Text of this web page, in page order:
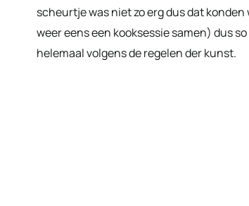
scheurtje was niet zo erg dus dat
weer eens een kooksessie samen) dus
helemaal volgens de regelen der kunst.